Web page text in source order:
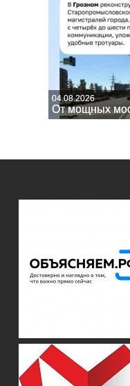
04.08.2026
04.08.2026